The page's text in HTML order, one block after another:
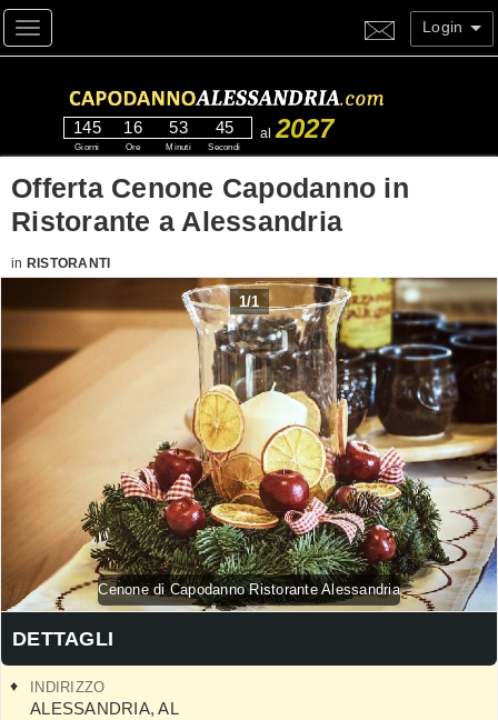
Toggle navigation Login
145
Giorni
16
Ore
53
Minuti
44
Secondi
al2027
Offerta Cenone Capodanno in
Ristorante a Alessandria
in RISTORANTI
1/1
Cenone di Capodanno Ristorante Alessandria
DETTAGLI
INDIRIZZO
ALESSANDRIA,AL